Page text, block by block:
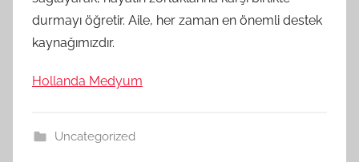
durmayı öğretir. Aile, her zaman en önemli destek
kaynağımızdır.
Hollanda Medyum
Uncategorized